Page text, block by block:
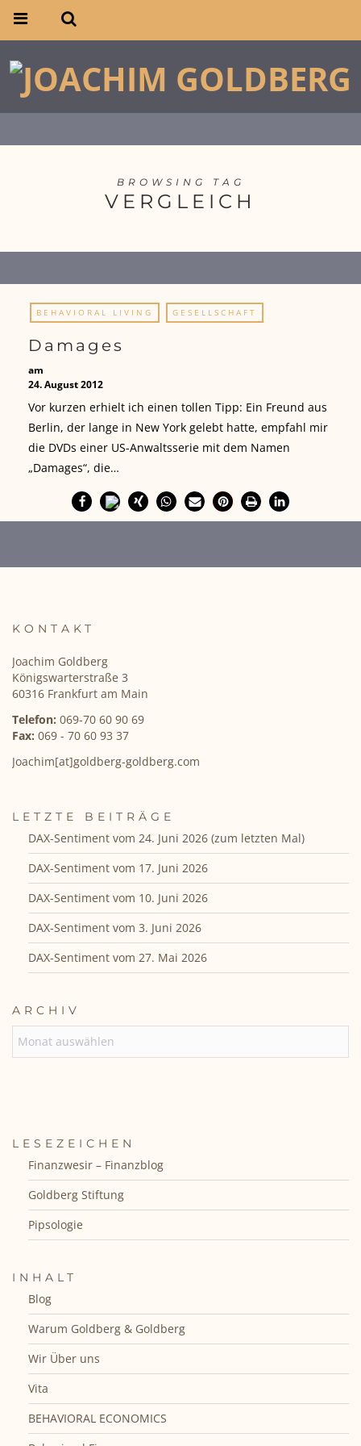
BROWSING TAG
VERGLEICH
BEHAVIORAL LIVING GESELLSCHAFT
Damages
am
24. August 2012
Vor kurzen erhielt ich einen tollen Tipp: Ein Freund aus
Berlin, der lange in New York gelebt hatte, empfahl mir
die DVDs einer US-Anwaltsserie mit dem Namen
„Damages“, die…
KONTAKT
Joachim Goldberg
Königswarterstraße 3
60316 Frankfurt am Main
Telefon: 069-70 60 90 69
Fax: 069 - 70 60 93 37
Joachim[at]goldberg-goldberg.com
LETZTE BEITRÄGE
DAX-Sentiment vom 24. Juni 2026 (zum letzten Mal)
DAX-Sentiment vom 17. Juni 2026
DAX-Sentiment vom 10. Juni 2026
DAX-Sentiment vom 3. Juni 2026
DAX-Sentiment vom 27. Mai 2026
ARCHIV
LESEZEICHEN
Finanzwesir – Finanzblog
Goldberg Stiftung
Pipsologie
INHALT
Blog
Warum Goldberg & Goldberg
Wir Über uns
Vita
BEHAVIORAL ECONOMICS